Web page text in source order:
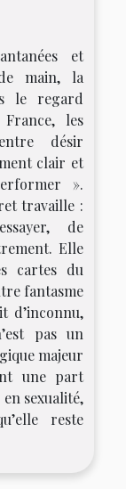
et
main, la
le regard
les
désir
clair et
».
travaille :
de
Elle
cartes du
fantasme
d’inconnu,
pas un
majeur
une part
sexualité,
reste